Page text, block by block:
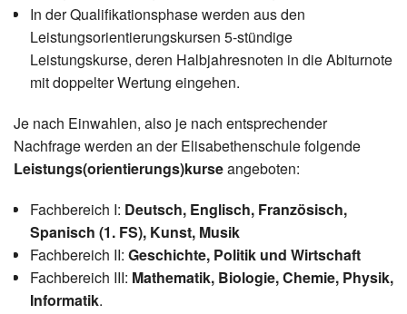
In der Qualifikationsphase werden aus den
Leistungsorientierungskursen 5-stündige
Leistungskurse, deren Halbjahresnoten in die Abiturnote
mit doppelter Wertung eingehen.
Je nach Einwahlen, also je nach entsprechender
Nachfrage werden an der Elisabethenschule folgende
Leistungs(orientierungs)kurseangeboten:
Fachbereich I: Deutsch, Englisch, Französisch,
Spanisch (1. FS), Kunst, Musik
Fachbereich II: Geschichte, Politik und Wirtschaft
Fachbereich III: Mathematik, Biologie, Chemie, Physik,
Informatik.